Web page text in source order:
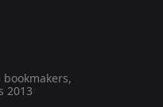
2013